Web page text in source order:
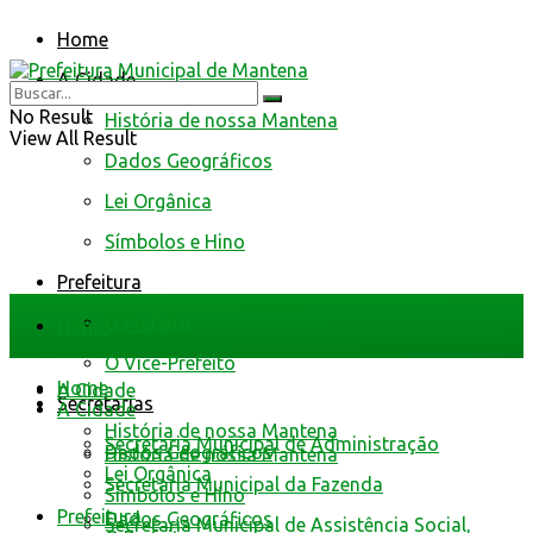
Home
A Cidade
História de nossa Mantena
Dados Geográficos
Lei Orgânica
Símbolos e Hino
Prefeitura
O Vice-Prefeito
Secretarias
Secretaria Municipal de Administração
Secretaria Municipal da Fazenda
Secretaria Municipal de Assistência Social,
No Result
View All Result
Home
A Cidade
História de nossa Mantena
Dados Geográficos
Home
A Cidade
História de nossa Mantena
Dados Geográficos
Lei Orgânica
Símbolos e Hino
Prefeitura